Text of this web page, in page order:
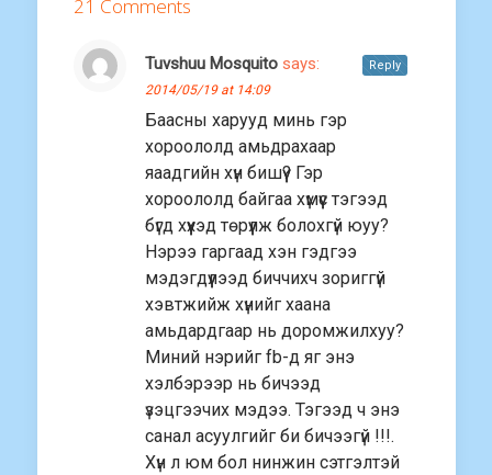
21 Comments
Tuvshuu Mosquito says:
2014/05/19 at 14:09
Баасны харууд минь гэр
хороололд амьдрахаар
яаадгийн хүн бишүү? Гэр
хороололд байгаа хүмүүс тэгээд
бүгд хүүхэд төрүүлж болохгүй юуу?
Нэрээ гаргаад хэн гэдгээ
мэдэгдүүлээд биччихч зориггүй
хэвтжийж хүнийг хаана
амьдардгаар нь доромжилхуу?
Миний нэрийг fb-д яг энэ
хэлбэрээр нь бичээд
үзэцгээчих мэдээ. Тэгээд ч энэ
санал асуулгийг би бичээгүй !!!.
Хүн л юм бол нинжин сэтгэлтэй
Reply